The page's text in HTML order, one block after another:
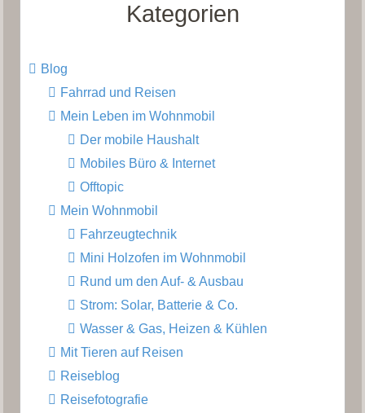
Kategorien
Blog
Fahrrad und Reisen
Mein Leben im Wohnmobil
Der mobile Haushalt
Mobiles Büro & Internet
Offtopic
Mein Wohnmobil
Fahrzeugtechnik
Mini Holzofen im Wohnmobil
Rund um den Auf- & Ausbau
Strom: Solar, Batterie & Co.
Wasser & Gas, Heizen & Kühlen
Mit Tieren auf Reisen
Reiseblog
Reisefotografie